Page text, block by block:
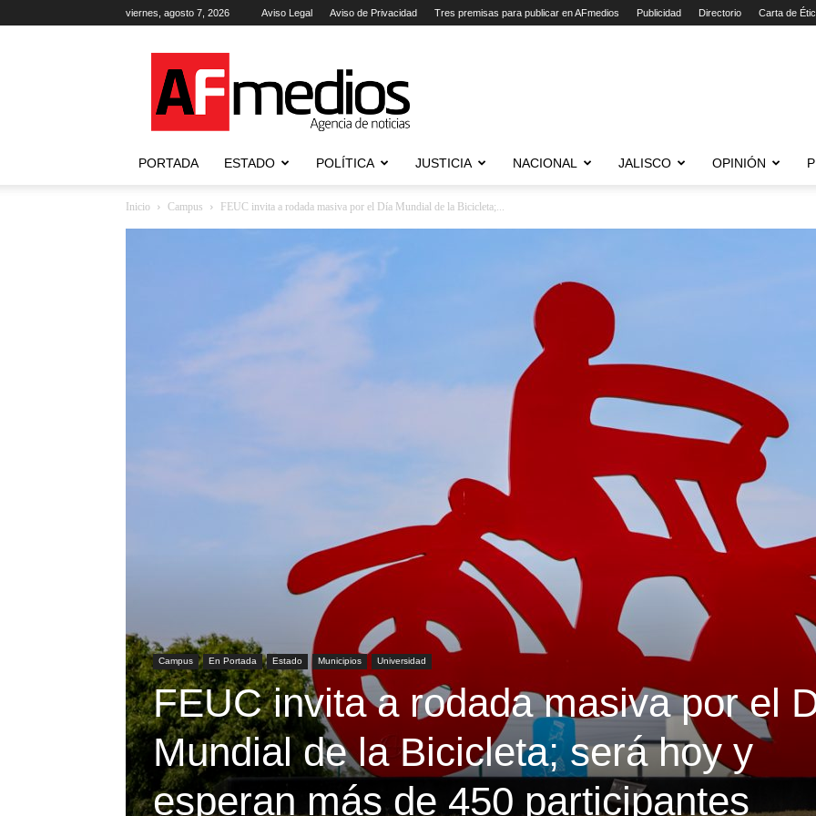
viernes, agosto 7, 2026 Aviso Legal Aviso de Privacidad Tres premisas para publicar en AFmedios Publicidad Directorio Carta de
Agencia
de
Noticias
PORTADA ESTADO POLÍTICA JUSTICIA NACIONAL JALISCO OPINIÓN
Inicio Campus FEUC invita a rodada masiva por el Día Mundial de la Bicicleta;...
Campus En Portada Estado Municipios Universidad
FEUC invita a rodada masiva por el
Mundial de la Bicicleta; será hoy y
esperan más de 450 participantes